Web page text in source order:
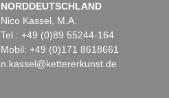
NORDDEUTSCHLAND
Nico Kassel, M.A.
Tel.: +49 (0)89 55244-164
Mobil: +49 (0)171 8618661
n.kassel@kettererkunst.de